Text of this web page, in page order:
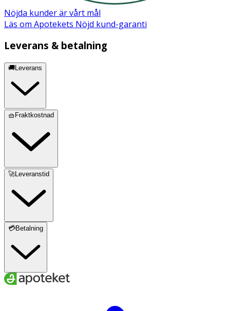
Nöjda kunder är vårt mål
Läs om Apotekets Nöjd kund-garanti
Leverans & betalning
🚚Leverans
🧺Fraktkostnad
🚀Leveranstid
💳Betalning